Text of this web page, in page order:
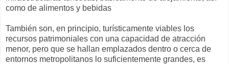
como de alimentos y bebidas
También son, en principio, turísticamente viables los
recursos patrimoniales con una capacidad de atracción
menor, pero que se hallan emplazados dentro o cerca de
entornos metropolitanos lo suficientemente grandes, es